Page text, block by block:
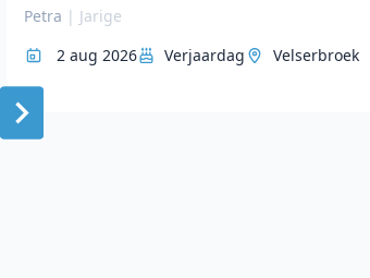
Petra | Jarige
2 aug 2026
Verjaardag Velserbroek
Item